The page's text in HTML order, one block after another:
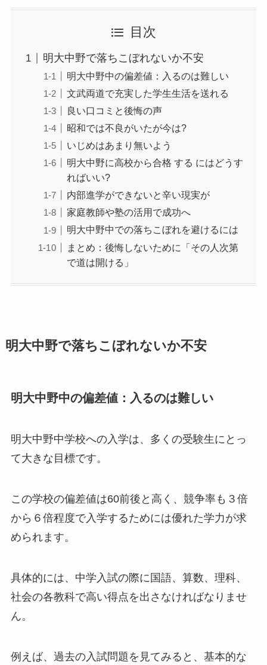
目次
明大中野で落ちこぼれないか不安
明大中野中の偏差値：入るのは難しい
文武両道で充実した学生生活を送れる
良い口コミと後悔の声
昭和では不良がいたが今は?
いじめはあまり無いよう
明大中野に高校から合格 する にはどうす
ればいい?
内部進学ができないと辛い現実が
家庭教師や塾の活用で成功へ
明大中野中での落ちこぼれを避けるには
まとめ：後悔しないために「その人次第
で道は開ける」
明大中野で落ちこぼれないか不安
明大中野中の偏差値：入るのは難しい
明大中野中学校への入学は、多くの受験生にとっ
て大きな目標です。
この学校の偏差値は60前後と高く、競争率も３倍
から６倍程度で入学するためには優れた学力が求
められます。
具体的には、中学入試の際に国語、算数、理科、
社会の各教科で高い得点を出さなければなりませ
ん。
例えば、過去の入試問題を見てみると、基本的な